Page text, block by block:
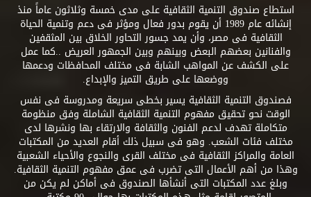
استطاع صندوق التنمية الثقافية على مدى خمسة وثلاثون عاماً منذ
إنشائه عام 1989 أن يقوم بدور فعال ومؤثر فى دعم وتنمية الحياة
الثقافية فى مصر، وأن يمد جسور التحاور الخلاق بين المثقفين
والفنانين بعضهم البعض وبينهم وبين الجمهور العريض ..كما عمل
على الكشف عن المواهب الشابة فى مختلف المحافظات ودعمها
ووضعها على طريق التميز والإبداع.
فصندوق التنمية الثقافية يسير بخطى سريعة ومدروسة فى نفس
الوقت نحو تحقيق مفهوم التنمية الثقافية الشاملة وفق منظومة
متكاملة تهدف لدعم الفنون والثقافة والارتقاء بها ونشرها لدى
مختلف فئات الشعب. وهو فى سبيل ذلك أقام العديد من المكتبات
العامة والمراكز الثقافية فى مختلف القرى والنجوع والأحياء الشعبية
وهذا من أهم الأعمال التى تضرب فى عمق مفهوم التنمية الثقافية.
وبلغ عدد المكتبات التى أنشأها الصندوق فى أماكن لم يكن من